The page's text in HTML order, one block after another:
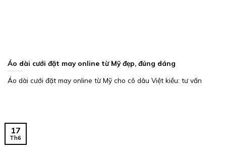
Áo dài cưới đặt may online từ Mỹ đẹp, đúng dáng
Áo dài cưới đặt may online từ Mỹ cho cô dâu Việt kiều: tư vấn
17
Th6